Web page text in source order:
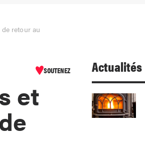
retour au
SOUTENEZ
et
Actualités